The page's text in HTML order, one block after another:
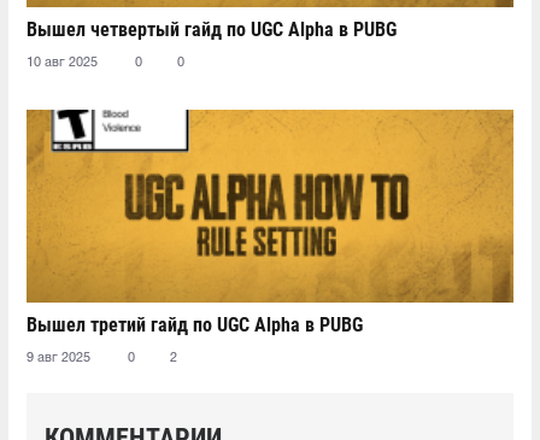
Вышел четвертый гайд по UGC Alpha в PUBG
10 авг 2025 0 0
Вышел третий гайд по UGC Alpha в PUBG
9 авг 2025 0 2